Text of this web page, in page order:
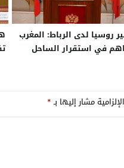
روسيا لدى الرباط: المغرب
في استقرار الساحل
مشار إليها بـ*